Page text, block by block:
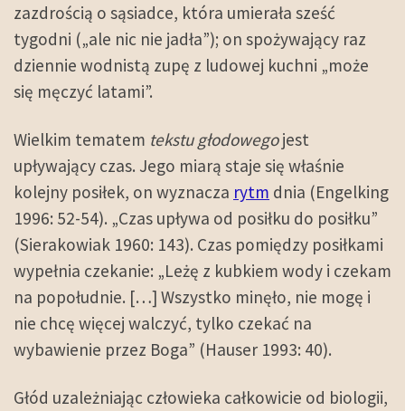
zazdrością o sąsiadce, która umierała sześć
tygodni („ale nic nie jadła”); on spożywający raz
dziennie wodnistą zupę z ludowej kuchni „może
się męczyć latami”.
Wielkim tematem tekstu głodowegojest
upływający czas. Jego miarą staje się właśnie
kolejny posiłek, on wyznacza rytm dnia (Engelking
1996: 52-54). „Czas upływa od posiłku do posiłku”
(Sierakowiak 1960: 143). Czas pomiędzy posiłkami
wypełnia czekanie: „Leżę z kubkiem wody i czekam
na popołudnie. […] Wszystko minęło, nie mogę i
nie chcę więcej walczyć, tylko czekać na
wybawienie przez Boga” (Hauser 1993: 40).
Głód uzależniając człowieka całkowicie od biologii,